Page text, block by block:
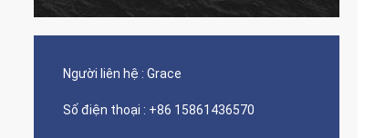
Người liên hệ : Grace
Số điện thoại : +86 15861436570